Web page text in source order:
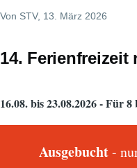
Von STV, 13. März 2026
14. Ferienfreizeit
16.08. bis 23.08.2026 - Für
Ausgebucht-